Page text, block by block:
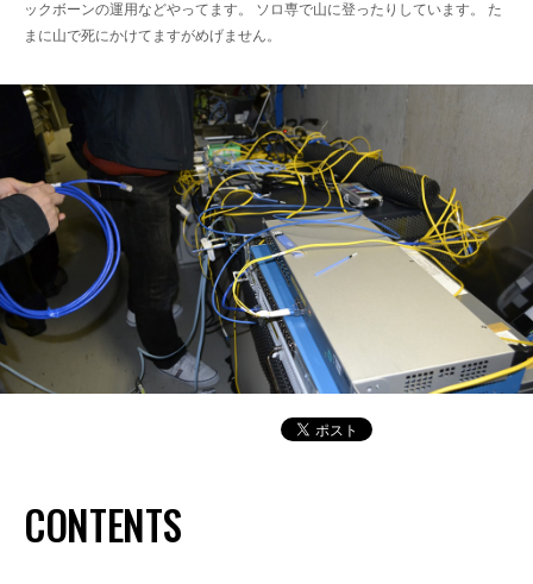
ックボーンの運用などやってます。 ソロ専で山に登ったりしています。 た
まに山で死にかけてますがめげません。
CONTENTS